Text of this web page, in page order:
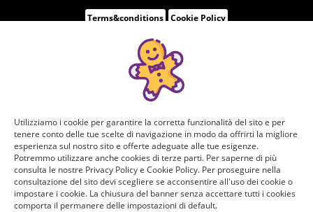
Terms&conditions Cookie Policy
Utilizziamo i cookie per garantire la corretta funzionalità del sito e per
tenere conto delle tue scelte di navigazione in modo da offrirti la migliore
esperienza sul nostro sito e offerte adeguate alle tue esigenze.
Potremmo utilizzare anche cookies di terze parti. Per saperne di più
consulta le nostre Privacy Policy e Cookie Policy. Per proseguire nella
consultazione del sito devi scegliere se acconsentire all'uso dei cookie o
impostare i cookie. La chiusura del banner senza accettare tutti i cookies
comporta il permanere delle impostazioni di default.